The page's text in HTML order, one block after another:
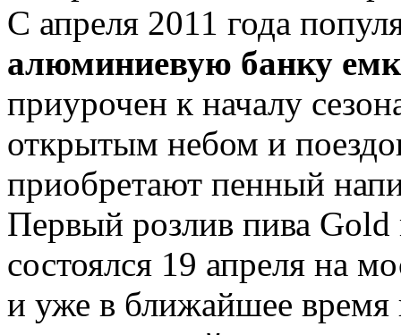
С апреля 2011 года
алюминиевую банку
приурочен к началу
открытым небом и
приобретают пенный
Первый розлив пива
состоялся 19 апреля на
и уже в ближайшее время